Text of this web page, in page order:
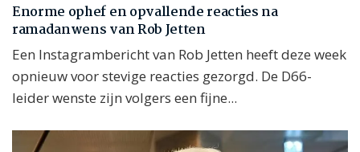
Enorme ophef en opvallende reacties na
ramadanwens van Rob Jetten
Een Instagrambericht van Rob Jetten heeft deze week
opnieuw voor stevige reacties gezorgd. De D66-
leider wenste zijn volgers een fijne...